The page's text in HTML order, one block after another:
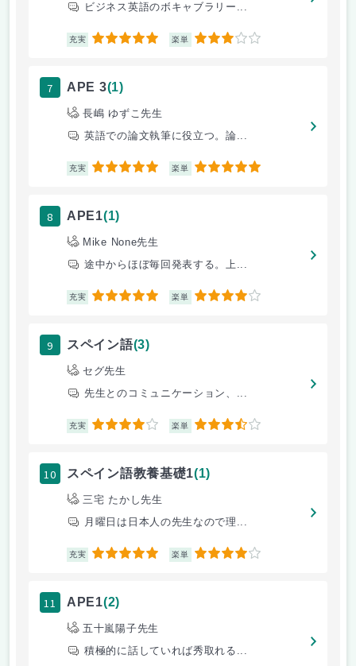
ビジネス英語のボキャブラリー...
充実 5 楽単 3
7 APE 3(1)
長嶋 ゆずこ先生
英語での論文執筆に役立つ。論...
充実 5 楽単 5
8 APE1(1)
Mike None先生
途中からほぼ毎回発表する。上...
充実 5 楽単 4
9 スペイン語(3)
セグ先生
先生とのコミュニケーション、...
充実 4 楽単 3.5
10 スペイン語教養基礎1(1)
三宅 たかし先生
月曜日は日本人の先生なので理...
充実 5 楽単 4
11 APE1(2)
五十嵐陽子先生
積極的に話していれば秀取れる...